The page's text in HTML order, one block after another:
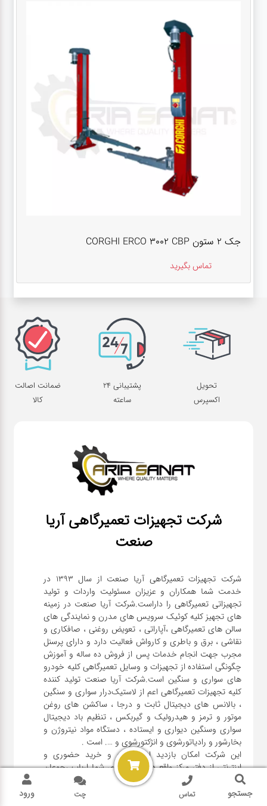
جک ۲ ستون CORGHI ERCO 3002 CBP
تماس بگیرید
تحویل
اکسپرس
پشتیبانی 24
ساعته
ضمانت اصالت
کالا
شرکت تجهیزات تعمیرگاهی آریا
صنعت
شرکت تجهیزات تعمیرگاهی آریا صنعت از سال ۱۳۹۳ در
خدمت شما همکاران و عزیزان مسئولیت واردات و تولید
تجهیزاتی تعمیرگاهی را داراست.شرکت آریا صنعت در زمینه
های تجهیز کلیه کوئیک سرویس های مدرن و نمایندگی های
سالن های تعمیرگاهی ،آپاراتی ، تعویض روغنی ، صافکاری و
نقاشی ، برق و باطری و کارواش فعالیت دارد و دارای پرسنل
مجرب جهت انجام خدمات پس از فروش ده ساله و آموزش
چگونگی استفاده از تجهیزات و وسایل تعمیرگاهی کلیه خودرو
های سواری و سنگین است.شرکت آریا صنعت تولید کننده
کلیه تجهیزات تعمیرگاهی اعم از لاستیک‌درار سواری و ‌سنگین
، بالانس های دیجیتال ثابت و درجا ، ساکشن های روغن
موتور و ترمز و هیدرولیک و گیربکس ، تنظیم باد دیجیتال
سواری و‌سنگین دیواری و ایستاده ، دستگاه مواد نیتروژن و
این شرکت امکان بازدید از کارخانه و خرید حضوری و
اینترنتی از دفتر مرکز واقع در کرج را برای شما ارباب رجوعان
فراهم کرده.
جستجو
تماس چت ورود